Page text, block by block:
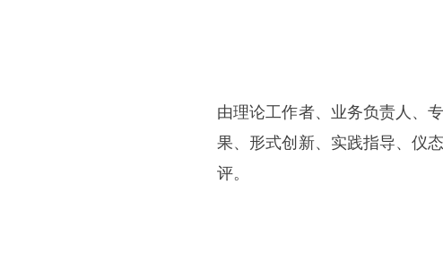
由理论工作者、业务负责人、
果、形式创新、实践指导、仪
评。